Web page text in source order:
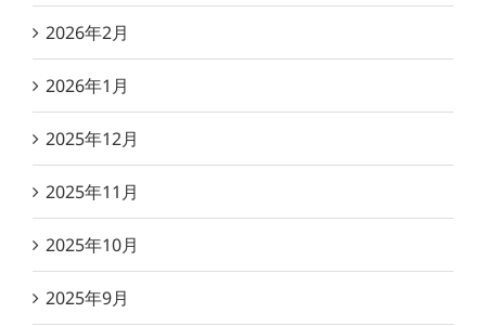
2026年2月
2026年1月
2025年12月
2025年11月
2025年10月
2025年9月